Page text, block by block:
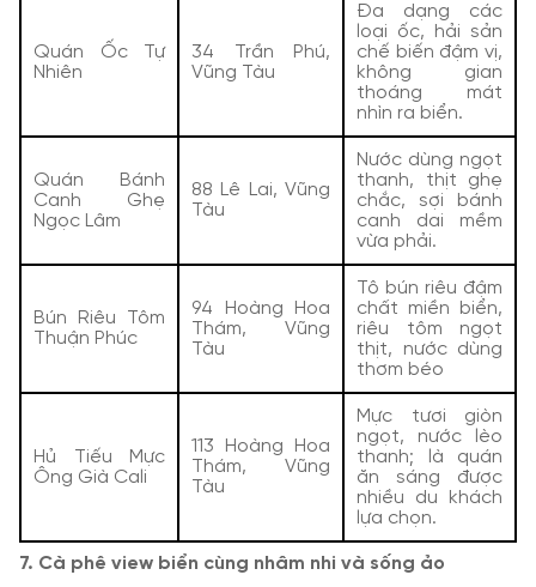
Quán Ốc Tự
Nhiên
34 Trần Phú,
Vũng Tàu
Đa dạng các
loại ốc, hải sản
chế biến đậm vị,
không gian
thoáng mát
nhìn ra biển.
Quán Bánh
Canh Ghẹ
Ngọc Lâm
88 Lê Lai, Vũng
Tàu
Nước dùng ngọt
thanh, thịt ghẹ
chắc, sợi bánh
canh dai mềm
vừa phải.
Bún Riêu Tôm
Thuận Phúc
94 Hoàng Hoa
Thám, Vũng
Tàu
Tô bún riêu đậm
chất miền biển,
riêu tôm ngọt
thịt, nước dùng
thơm béo
Hủ Tiếu Mực
Ông Già Cali
113 Hoàng Hoa
Thám, Vũng
Tàu
Mực tươi giòn
ngọt, nước lèo
thanh; là quán
ăn sáng được
nhiều du khách
lựa chọn.
7. Cà phê view biển cùng nhâm nhi và sống ảo